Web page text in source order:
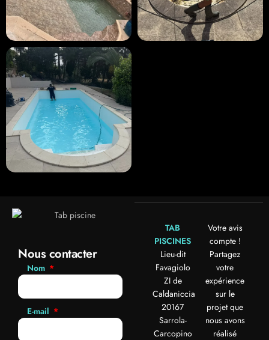
Nous contacter
Nom
E-mail
TAB
PISCINES
Lieu-dit
Favagiolo
ZI de
Caldaniccia
20167
Sarrola-
Carcopino
Votre avis
compte !
Partagez
votre
expérience
sur le
projet que
nous avons
réalisé